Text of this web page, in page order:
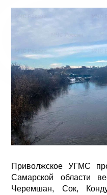
Приволжское УГМС
Самарской области
Черемшан, Сок,